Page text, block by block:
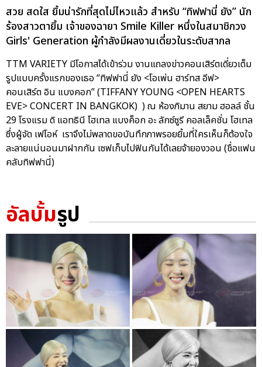
สวย สดใส ยิ้มน่ารักที่สุดไม่ไหวแล้ว สำหรับ “ทิฟฟานี่ ยัง” นัก
ร้องสาวตายิ้ม เจ้าของฉายา Smile Killer หนึ่งในสมาชิกวง
Girls' Generation ผู้กำลังมีผลงานเดี่ยวในระดับสากล
TTM VARIETY มีโอกาสได้เข้าร่วม งานแถลงข่าวคอนเสิร์ตเดี่ยวเต็ม
รูปแบบครั้งแรกของเธอ “ทิฟฟานี่ ยัง <โอเพ่น ฮาร์ทส อีฟ>
คอนเสิร์ต อิน แบงคอก” (TIFFANY YOUNG <OPEN HEARTS
EVE> CONCERT IN BANGKOK) ) ณ ห้องภิมาน สยาม ฮอลล์ ชั้น
29 โรงแรม ดิ แอทธินี โฮเทล แบงค็อก อะ ลักซ์ซูรี คอลเล็คชั่น โฮเทล
ซึ่งผู้จัด เฟโอห์ เราจึงไม่พลาดขอบันทึกภาพรอยยิ้มที่ใครเห็นก็ต้องใจ
ละลายแน่นอนมาฝากกัน เซฟเก็บไปฟินกันได้เลยจ้ายองวอน (ชื่อแฟน
คลับทิฟฟานี่)
อัลบั้มรูป